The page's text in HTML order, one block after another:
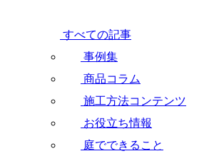
すべての記事
事例集
商品コラム
施工方法コンテンツ
お役立ち情報
庭でできること